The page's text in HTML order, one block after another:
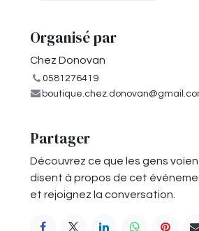
Organisé par
Chez Donovan
0581276419
Partager
Découvrez ce que les gens
disent à propos de cet
et rejoignez la conversation.